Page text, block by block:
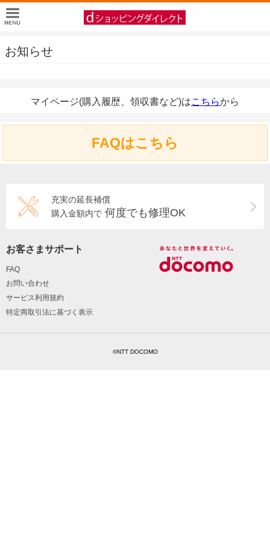
お知らせ
マイページ(購入履歴、領収書など)はこちらから
FAQはこちら
充実の延長補償
購入金額内で 何度でも修理OK
お客さまサポート
FAQ
お問い合わせ
サービス利用規約
特定商取引法に基づく表示
©NTT DOCOMO